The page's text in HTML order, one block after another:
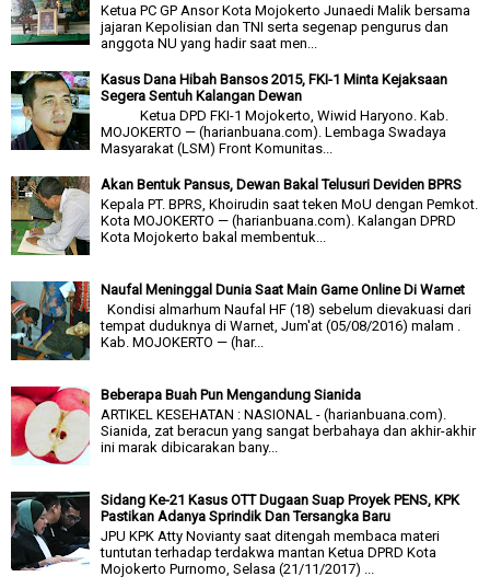
Ketua PC GP Ansor Kota Mojokerto Junaedi Malik bersama
jajaran Kepolisian dan TNI serta segenap pengurus dan
anggota NU yang hadir saat men...
Kasus Dana Hibah Bansos 2015, FKI-1 Minta Kejaksaan
Segera Sentuh Kalangan Dewan
Ketua DPD FKI-1 Mojokerto, Wiwid Haryono. Kab.
MOJOKERTO — (harianbuana.com). Lembaga Swadaya
Masyarakat (LSM) Front Komunitas...
Akan Bentuk Pansus, Dewan Bakal Telusuri Deviden BPRS
Kepala PT. BPRS, Khoirudin saat teken MoU dengan Pemkot.
Kota MOJOKERTO — (harianbuana.com). Kalangan DPRD
Kota Mojokerto bakal membentuk...
Naufal Meninggal Dunia Saat Main Game Online Di Warnet
Kondisi almarhum Naufal HF (18) sebelum dievakuasi dari
tempat duduknya di Warnet, Jum'at (05/08/2016) malam .
Kab. MOJOKERTO — (har...
Beberapa Buah Pun Mengandung Sianida
ARTIKEL KESEHATAN : NASIONAL - (harianbuana.com).
Sianida, zat beracun yang sangat berbahaya dan akhir-akhir
ini marak dibicarakan bany...
Sidang Ke-21 Kasus OTT Dugaan Suap Proyek PENS, KPK
Pastikan Adanya Sprindik Dan Tersangka Baru
JPU KPK Atty Novianty saat ditengah membaca materi
tuntutan terhadap terdakwa mantan Ketua DPRD Kota
Mojokerto Purnomo, Selasa (21/11/2017) ...